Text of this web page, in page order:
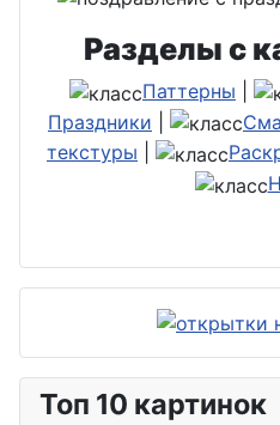
Разделы с
Паттерны
Праздники
текстуры
Топ 10 картинок